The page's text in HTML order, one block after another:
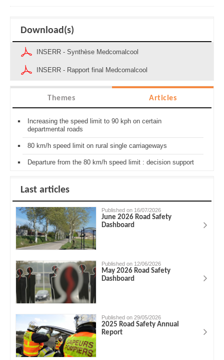
Download(s)
INSERR - Synthèse Medcomalcool
INSERR - Rapport final Medcomalcool
Themes Articles
Increasing the speed limit to 90 kph on certain
departmental roads
80 km/h speed limit on rural single carriageways
Departure from the 80 km/h speed limit : decision support
Last articles
Published on 16/07/2026
June 2026 Road Safety
Dashboard
Published on 12/06/2026
May 2026 Road Safety
Dashboard
Published on 29/05/2026
2025 Road Safety Annual
Report